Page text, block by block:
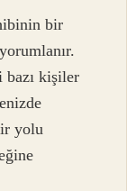
bir
bazı kişiler
yolu